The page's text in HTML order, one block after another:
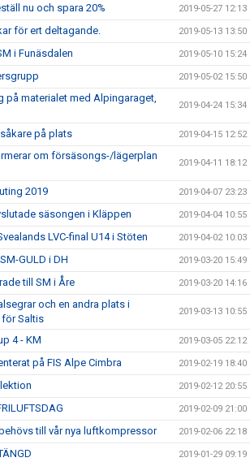
nu och spara 20% 2019-05-27 12:13
för ert deltagande. 2019-05-13 13:50
i Funäsdalen 2019-05-10 15:24
2019-05-02 15:50
på materialet med Alpingaraget,
2019-04-24 15:34
på plats 2019-04-15 12:52
om försäsongs-/lägerplan
2019-04-11 18:12
2019 2019-04-07 23:23
säsongen i Kläppen 2019-04-04 10:55
LVC-final U14 i Stöten 2019-04-02 10:03
GULD i DH 2019-03-20 15:49
till SM i Åre 2019-03-20 14:16
och en andra plats i
Saltis
2019-03-13 10:55
4 - KM 2019-03-05 22:12
på FIS Alpe Cimbra 2019-02-19 18:40
2019-02-12 20:55
2019-02-09 21:00
till vår nya luftkompressor 2019-02-06 22:18
2019-01-29 09:19